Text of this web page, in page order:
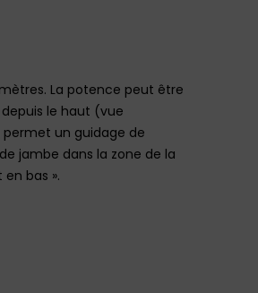
La potence peut être
le haut (vue
permet un guidage de
jambe dans la zone de la
bas ».